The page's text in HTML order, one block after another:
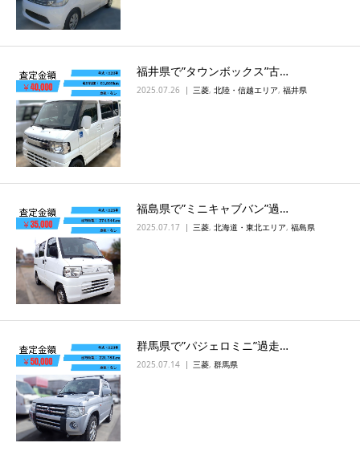
福井県で”タウンボックス”古…
2025.07.26 三菱, 北陸・信越エリア, 福井県
福島県で”ミニキャブバン”過…
2025.07.17 三菱, 北海道・東北エリア, 福島県
群馬県で”パジェロミニ”過走…
2025.07.14 三菱, 群馬県